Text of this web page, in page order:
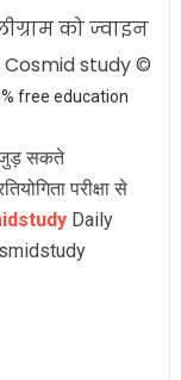
को ज्वाइन
study ©
free education
जुड़ सकते
परीक्षा से
Daily